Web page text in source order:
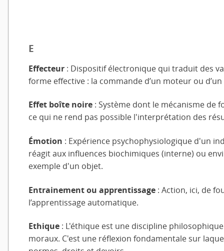
E
Effecteur : Dispositif électronique qui traduit des
forme effective : la commande d’un moteur ou
Effet boîte noire : Système dont le mécanisme de
ce qui ne rend pas possible l'interprétation des
Émotion : Expérience psychophysiologique d'un
réagit aux influences biochimiques (interne) ou
exemple d'un objet.
Entrainement ou apprentissage : Action, ici, de
l’apprentissage automatique.
Ethique: L'éthique est une discipline
moraux. C'est une réflexion fondamentale sur